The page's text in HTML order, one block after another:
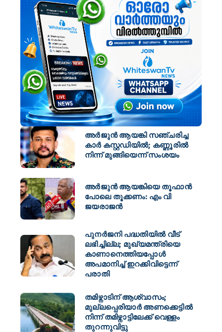
അർജുൻ ആയങ്കി സഞ്ചരിച്ച
കാർ കസ്റ്റഡിയിൽ; കണ്ണൂരിൽ
നിന്ന് മുങ്ങിയെന്ന് സംശയം
അർജുൻ ആയങ്കിയെ തൂഫാൻ
പോലെ തൂക്കണം: എം വി
ജയരാജൻ
പുനർജനി പദ്ധതിയിൽ വീട്
ലഭിച്ചില്ല; മുഖ്യമന്ത്രിയെ
കാണാനെത്തിയപ്പോൾ
അപമാനിച്ച് ഇറക്കിവിട്ടെന്ന്
പരാതി
തമിഴ്നാടിന് ആശ്വാസം;
മുല്ലപ്പെരിയാർ അണക്കെട്ടിൽ
നിന്ന് തമിഴ്നാട്ടിലേക്ക് വെള്ളം
തുറന്നുവിട്ടു